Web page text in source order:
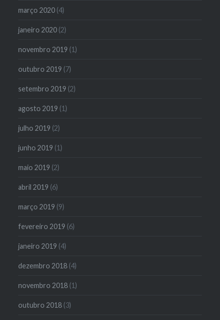
março 2020 (4)
janeiro 2020 (2)
novembro 2019 (1)
outubro 2019 (7)
setembro 2019 (2)
agosto 2019 (1)
julho 2019 (2)
junho 2019 (1)
maio 2019 (2)
abril 2019 (6)
março 2019 (9)
fevereiro 2019 (6)
janeiro 2019 (4)
dezembro 2018 (4)
novembro 2018 (1)
outubro 2018 (3)